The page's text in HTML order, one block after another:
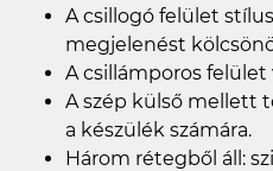
A csillogó felület
megjelenést
A csillámporos felület
A szép külső mellett
a készülék számára.
Három rétegből áll: